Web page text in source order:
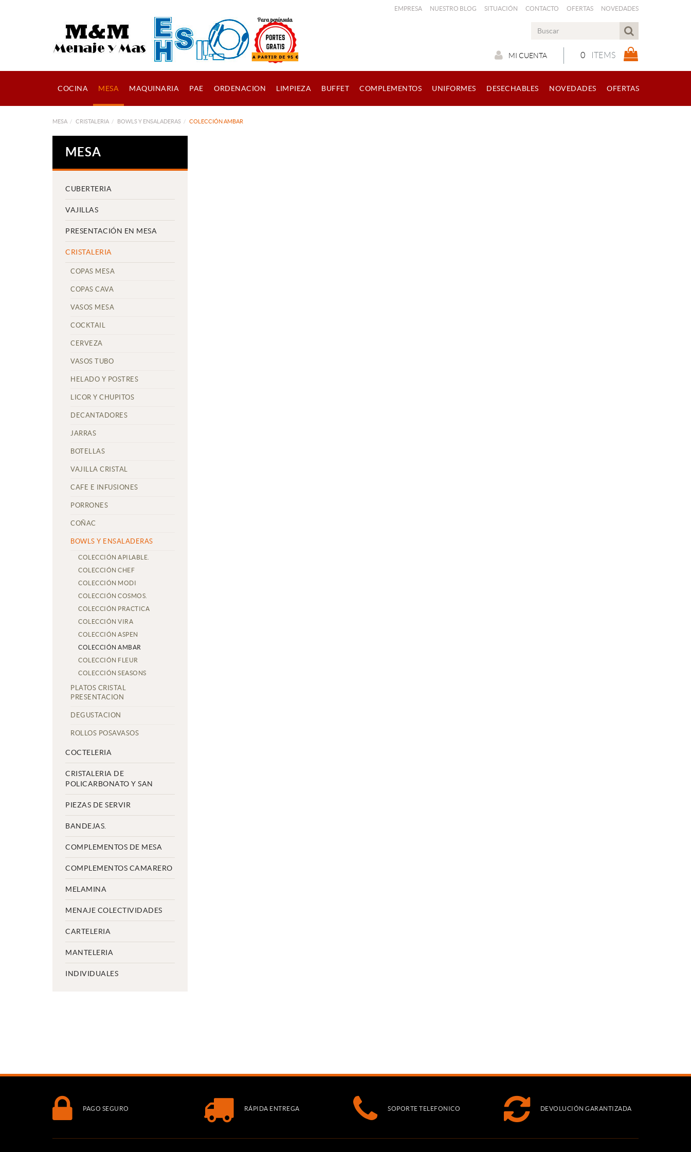
EMPRESA NUESTRO BLOG SITUACIÓN CONTACTO OFERTAS NOVEDADES
0 ITEMS
MI CUENTA
COCINA MESA MAQUINARIA PAE ORDENACION LIMPIEZA BUFFET COMPLEMENTOS UNIFORMES DESECHABLES NOVEDADES OFERTAS
MESA CRISTALERIA BOWLS Y ENSALADERAS COLECCIÓN AMBAR
MESA
CUBERTERIA
VAJILLAS
PRESENTACIÓN EN MESA
CRISTALERIA
COPAS MESA
COPAS CAVA
VASOS MESA
COCKTAIL
CERVEZA
VASOS TUBO
HELADO Y POSTRES
LICOR Y CHUPITOS
DECANTADORES
JARRAS
BOTELLAS
VAJILLA CRISTAL
CAFE E INFUSIONES
PORRONES
COÑAC
BOWLS Y ENSALADERAS
COLECCIÓN APILABLE.
COLECCIÓN CHEF
COLECCIÓN MODI
COLECCIÓN COSMOS.
COLECCIÓN PRACTICA
COLECCIÓN VIRA
COLECCIÓN ASPEN
COLECCIÓN AMBAR
COLECCIÓN FLEUR
COLECCIÓN SEASONS
PLATOS CRISTAL
PRESENTACION
DEGUSTACION
ROLLOS POSAVASOS
COCTELERIA
CRISTALERIA DE
POLICARBONATO Y SAN
PIEZAS DE SERVIR
BANDEJAS.
COMPLEMENTOS DE MESA
COMPLEMENTOS CAMARERO
MELAMINA
MENAJE COLECTIVIDADES
CARTELERIA
MANTELERIA
INDIVIDUALES
PAGO SEGURO RÁPIDA ENTREGA SOPORTE TELEFONICO DEVOLUCIÓN GARANTIZADA